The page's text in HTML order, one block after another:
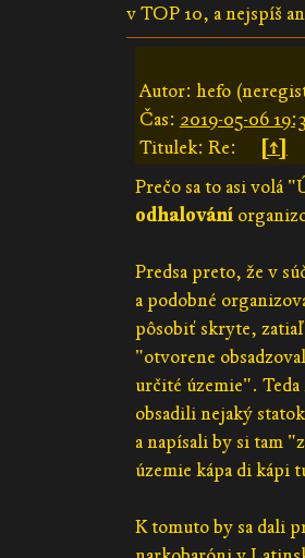
v TOP 10, a nejspíš
Autor: hefo
Čas: 2019-05-06
Titulek: Re:
[↑]
Prečo sa to asi volá
odhalování
Predsa preto, že v
a podobné
pôsobiť skryte,
"otvorene
určité územie".
obsadili nejaký
a napísali by si tam
územie kápa di kápi
K tomuto by sa dali